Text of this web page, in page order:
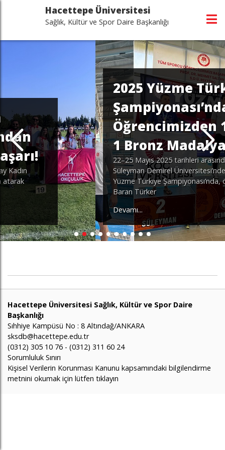
Hacettepe Üniversitesi
Sağlık, Kültür ve Spor Daire Başkanlığı
2025 Yüzme Türkiye
Şampiyonası’nda
Öğrencimizden 1 Altın,
1 Bronz Madalya!
22–25 Mayıs 2025 tarihleri arasında Isparta
Süleyman Demirel Üniversitesi’nde düzenlenen
Yüzme Türkiye Şampiyonası’nda, öğrencimiz
Baran Türker
Hacettepe Üniversitesi Sağlık, Kültür ve Spor Daire
Başkanlığı
Sıhhiye Kampüsü No : 8 Altındağ/ANKARA
sksdb@hacettepe.edu.tr
(0312) 305 10 76 - (0312) 311 60 24
Sorumluluk Sınırı
Kişisel Verilerin Korunması Kanunu kapsamındaki bilgilendirme
metnini okumak için lütfen tıklayın